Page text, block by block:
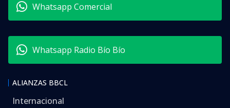
Whatsapp Comercial
Whatsapp Radio Bío Bío
ALIANZAS BBCL
Internacional